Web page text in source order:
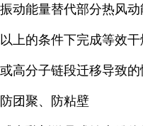
振动能量替代部分热风
以上的条件下完成等效
或高分子链段迁移导致
防团聚、防粘壁